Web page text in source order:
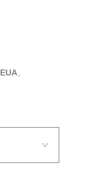
EUA